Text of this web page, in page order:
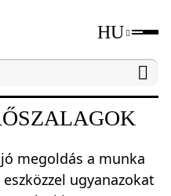
HU
megoldás a munka
ugyanazokat